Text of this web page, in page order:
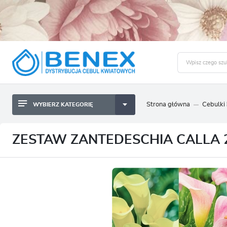
BYLINY SADZONKI BULWY
CEBULKI I SADZONKI WARZYW
SADZONKI TRAW OZDOBNYCH
WYBIERZ KATEGORIĘ
CEBULKI I SADZONKI WARZYW
Strona główna Cebulki
ZESTAW ZANTEDESCHIA CALLA